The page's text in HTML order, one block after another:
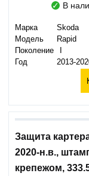
В
Марка
Skoda
Модель
Rapid
Поколение
Год
2013-
Защита
2020-н.в.,
крепежом,